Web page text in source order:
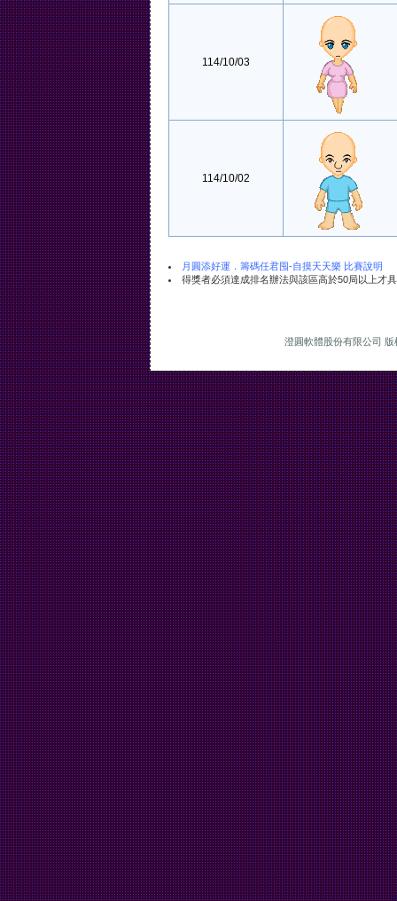
114/10/03
114/10/02
月圓添好運．籌碼任君囤-自摸天天樂 比賽說明
得獎者必須達成排名辦法與該區高於50局以上才
澄圓軟體股份有限公司